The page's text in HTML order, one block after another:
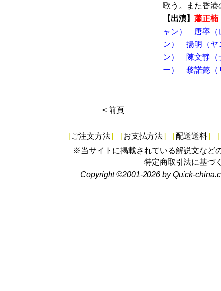
歌う。また香港
【出演】 蕭正楠
ャン）
唐寧（
ン）
揚明（ヤ
ン）
陳文静（
ー）
黎諾懿（
< 前頁
[ ご注文方法] [お支払方法] [配送送料] [
※当サイトに掲載されている解説文など
特定商取引法に基づ
Copyright ©2001-2026 by Quick-